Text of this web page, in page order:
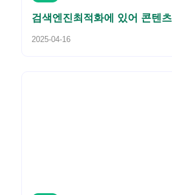
검색엔진최적화에 있어 콘텐
2025-04-16